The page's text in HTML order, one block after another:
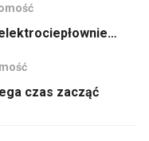
czas zacząć